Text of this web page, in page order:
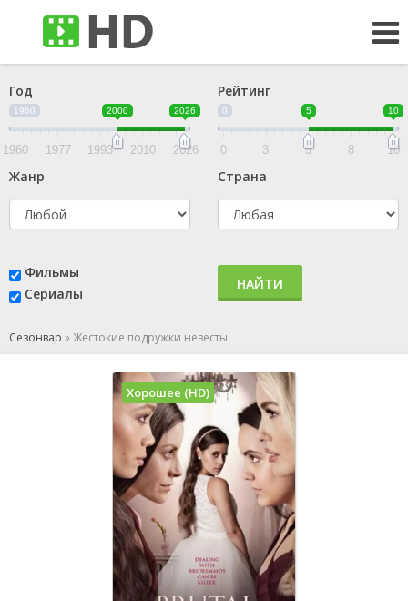
Год
1960 2000 2026
1960 1977 1993 2010 2026
Рейтинг
0 5 10
0 3 5 8 10
Жанр Страна
Фильмы
Сериалы
НАЙТИ
Сезонвар »Жестокие подружки невесты
Хорошее (HD)